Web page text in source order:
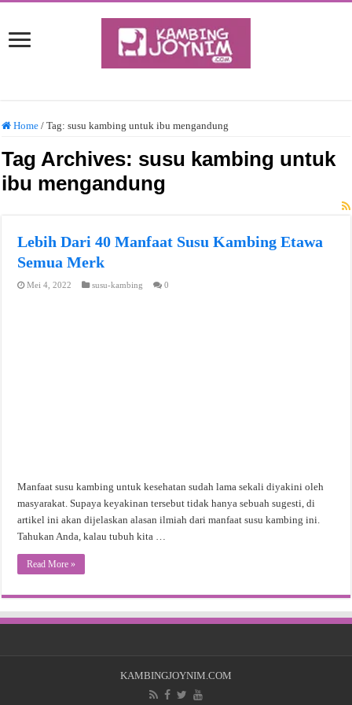
Home / Tag:susu kambing untuk ibu mengandung
Tag Archives: susu kambing untuk
ibu mengandung
Lebih Dari 40 Manfaat Susu Kambing Etawa
Semua Merk
Mei 4, 2022 susu-kambing 0
Manfaat susu kambing untuk kesehatan sudah lama sekali diyakini oleh
masyarakat. Supaya keyakinan tersebut tidak hanya sebuah sugesti, di
artikel ini akan dijelaskan alasan ilmiah dari manfaat susu kambing ini.
Tahukan Anda, kalau tubuh kita …
Read More »
KAMBINGJOYNIM.COM